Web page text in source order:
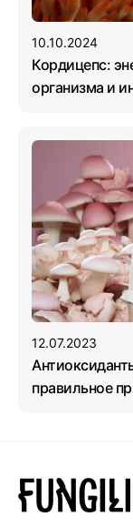
10.10.2024
Кордицепс:
организма и
12.07.2023
правильное